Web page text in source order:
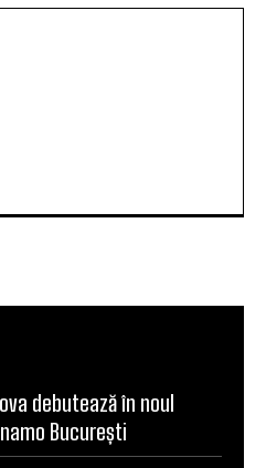
debutează în noul
București